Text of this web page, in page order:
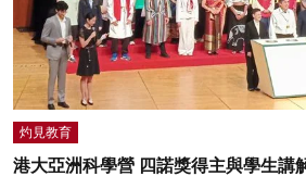
灼見教育
港大亞洲科學營 四諾獎得主與學生講